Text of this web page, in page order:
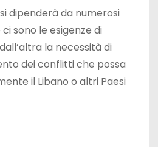
dipenderà da numerosi
sono le esigenze di
la necessità di
dei conflitti che possa
il Libano o altri Paesi